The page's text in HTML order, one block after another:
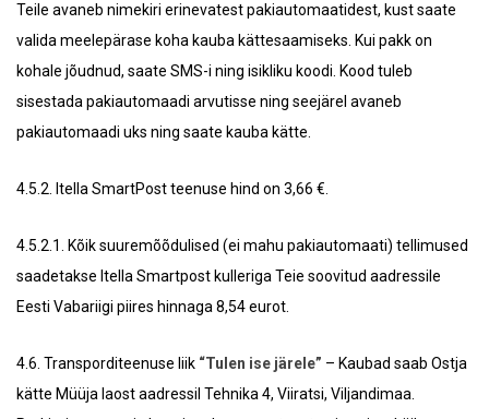
Teile avaneb nimekiri erinevatest pakiautomaatidest, kust saate
valida meelepärase koha kauba kättesaamiseks. Kui pakk on
kohale jõudnud, saate SMS-i ning isikliku koodi. Kood tuleb
sisestada pakiautomaadi arvutisse ning seejärel avaneb
pakiautomaadi uks ning saate kauba kätte.
4.5.2. Itella SmartPost teenuse hind on 3,66 €.
4.5.2.1. Kõik suuremõõdulised (ei mahu pakiautomaati) tellimused
saadetakse Itella Smartpost kulleriga Teie soovitud aadressile
Eesti Vabariigi piires hinnaga 8,54 eurot.
4.6. Transporditeenuse liik “Tulen ise järele” – Kaubad saab Ostja
kätte Müüja laost aadressil Tehnika 4, Viiratsi, Viljandimaa.